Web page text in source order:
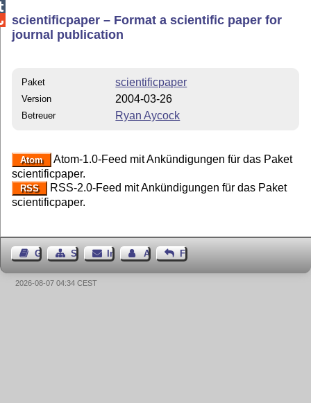
scientificpaper – Format a scientific paper for
journal publication
Paket scientificpaper
Version 2004-03-26
Betreuer Ryan Aycock
Atom
Atom-1.0-Feed mit Ankündigungen für das Paket
scientificpaper.
RSS
RSS-2.0-Feed mit Ankündigungen für das Paket
scientificpaper.
GästebuchSeiten-Struktur
ImpressumAutor kontaktieren
Feedback
2026-08-07 04:34 CEST